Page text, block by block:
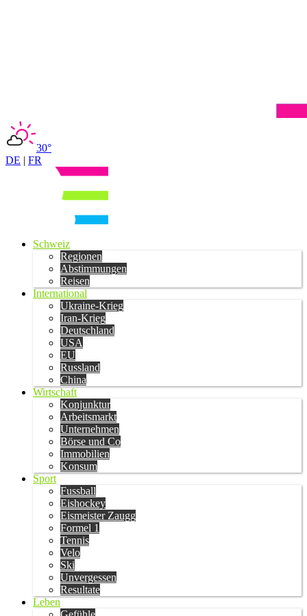
30°
DE | FR
Schweiz
Regionen
Abstimmungen
Reisen
International
Ukraine-Krieg
Iran-Krieg
Deutschland
USA
EU
Russland
China
Wirtschaft
Konjunktur
Arbeitsmarkt
Unternehmen
Börse und Co
Immobilien
Konsum
Sport
Fussball
Eishockey
Eismeister Zaugg
Formel 1
Tennis
Velo
Ski
Unvergessen
Resultate
Leben